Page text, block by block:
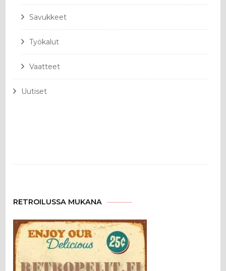
Savukkeet
Työkalut
Vaatteet
Uutiset
RETROILUSSA MUKANA